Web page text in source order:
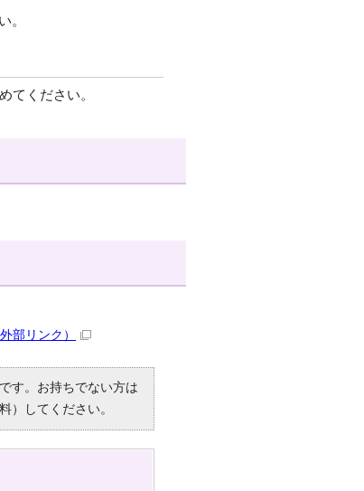
。
てください。
外部リンク）
す。お持ちでない方は
）してください。